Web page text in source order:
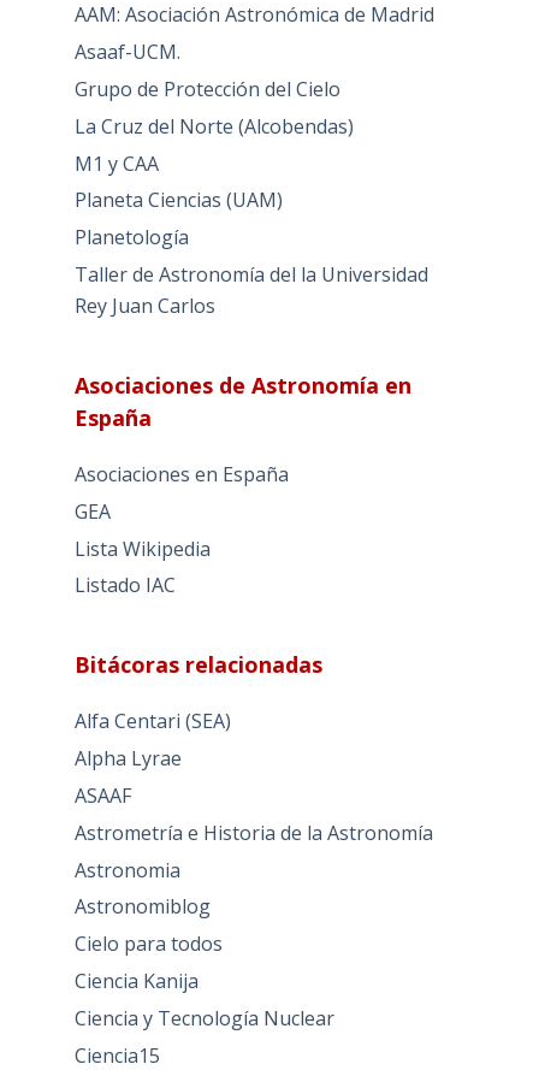
AAM: Asociación Astronómica de Madrid
Asaaf-UCM.
Grupo de Protección del Cielo
La Cruz del Norte (Alcobendas)
M1 y CAA
Planeta Ciencias (UAM)
Planetología
Taller de Astronomía del la Universidad
Rey Juan Carlos
Asociaciones de Astronomía en
España
Asociaciones en España
GEA
Lista Wikipedia
Listado IAC
Bitácoras relacionadas
Alfa Centari (SEA)
Alpha Lyrae
ASAAF
Astrometría e Historia de la Astronomía
Astronomia
Astronomiblog
Cielo para todos
Ciencia Kanija
Ciencia y Tecnología Nuclear
Ciencia15